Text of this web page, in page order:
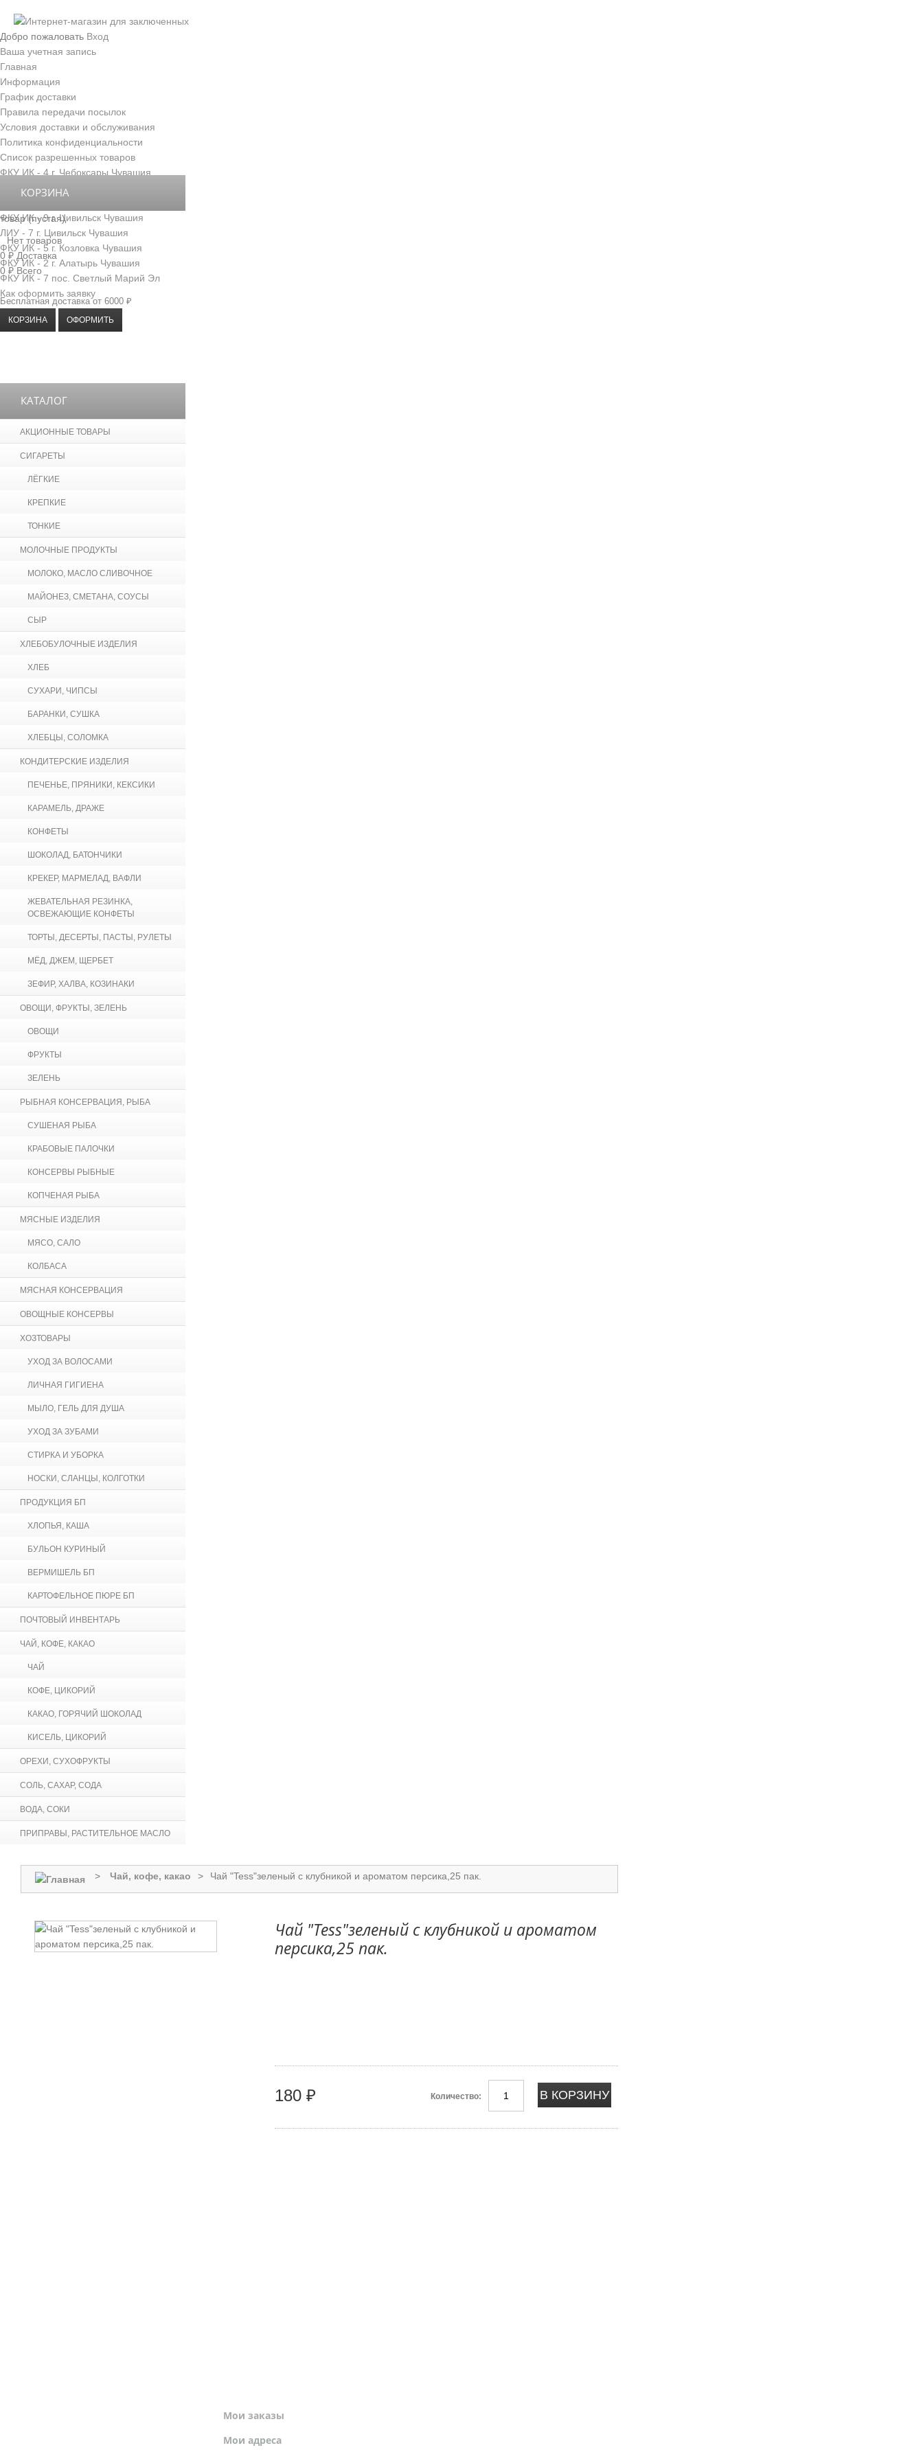
Добро пожаловать Вход
Ваша учетная запись
Главная
Информация
График доставки
Правила передачи посылок
Условия доставки и обслуживания
Политика конфиденциальности
Список разрешенных товаров
ФКУ ИК - 4 г. Чебоксары Чувашия
ФКУ ИК - 3 г. Новочебоксарск Чувашия
ФКУ ИК - 9 г. Цивильск Чувашия
ЛИУ - 7 г. Цивильск Чувашия
ФКУ ИК - 5 г. Козловка Чувашия
ФКУ ИК - 2 г. Алатырь Чувашия
ФКУ ИК - 7 пос. Светлый Марий Эл
Как оформить заявку
КОРЗИНА
товар (пустая)
Нет товаров
0 ₽ Доставка
0 ₽ Всего
Бесплатная доставка от 6000 ₽
КОРЗИНА ОФОРМИТЬ
КАТАЛОГ
АКЦИОННЫЕ ТОВАРЫ
СИГАРЕТЫ
ЛЁГКИЕ
КРЕПКИЕ
ТОНКИЕ
МОЛОЧНЫЕ ПРОДУКТЫ
МОЛОКО, МАСЛО СЛИВОЧНОЕ
МАЙОНЕЗ, СМЕТАНА, СОУСЫ
СЫР
ХЛЕБОБУЛОЧНЫЕ ИЗДЕЛИЯ
ХЛЕБ
СУХАРИ, ЧИПСЫ
БАРАНКИ, СУШКА
ХЛЕБЦЫ, СОЛОМКА
КОНДИТЕРСКИЕ ИЗДЕЛИЯ
ПЕЧЕНЬЕ, ПРЯНИКИ, КЕКСИКИ
КАРАМЕЛЬ, ДРАЖЕ
КОНФЕТЫ
ШОКОЛАД, БАТОНЧИКИ
КРЕКЕР, МАРМЕЛАД, ВАФЛИ
ЖЕВАТЕЛЬНАЯ РЕЗИНКА,
ОСВЕЖАЮЩИЕ КОНФЕТЫ
ТОРТЫ, ДЕСЕРТЫ, ПАСТЫ, РУЛЕТЫ
МЁД, ДЖЕМ, ЩЕРБЕТ
ЗЕФИР, ХАЛВА, КОЗИНАКИ
ОВОЩИ, ФРУКТЫ, ЗЕЛЕНЬ
ОВОЩИ
ФРУКТЫ
ЗЕЛЕНЬ
РЫБНАЯ КОНСЕРВАЦИЯ, РЫБА
СУШЕНАЯ РЫБА
КРАБОВЫЕ ПАЛОЧКИ
КОНСЕРВЫ РЫБНЫЕ
КОПЧЕНАЯ РЫБА
МЯСНЫЕ ИЗДЕЛИЯ
МЯСО, САЛО
КОЛБАСА
МЯСНАЯ КОНСЕРВАЦИЯ
ОВОЩНЫЕ КОНСЕРВЫ
ХОЗТОВАРЫ
УХОД ЗА ВОЛОСАМИ
ЛИЧНАЯ ГИГИЕНА
МЫЛО, ГЕЛЬ ДЛЯ ДУША
УХОД ЗА ЗУБАМИ
СТИРКА И УБОРКА
НОСКИ, СЛАНЦЫ, КОЛГОТКИ
ПРОДУКЦИЯ БП
ХЛОПЬЯ, КАША
БУЛЬОН КУРИНЫЙ
ВЕРМИШЕЛЬ БП
КАРТОФЕЛЬНОЕ ПЮРЕ БП
ПОЧТОВЫЙ ИНВЕНТАРЬ
ЧАЙ, КОФЕ, КАКАО
ЧАЙ
КОФЕ, ЦИКОРИЙ
КАКАО, ГОРЯЧИЙ ШОКОЛАД
КИСЕЛЬ, ЦИКОРИЙ
ОРЕХИ, СУХОФРУКТЫ
СОЛЬ, САХАР, СОДА
ВОДА, СОКИ
ПРИПРАВЫ, РАСТИТЕЛЬНОЕ МАСЛО
> Чай, кофе, какао > Чай "Tess"зеленый с клубникой и ароматом персика,25 пак.
Чай "Tess"зеленый с клубникой и ароматом
персика,25 пак.
180 ₽ Количество:
Мои заказы
Мои адреса